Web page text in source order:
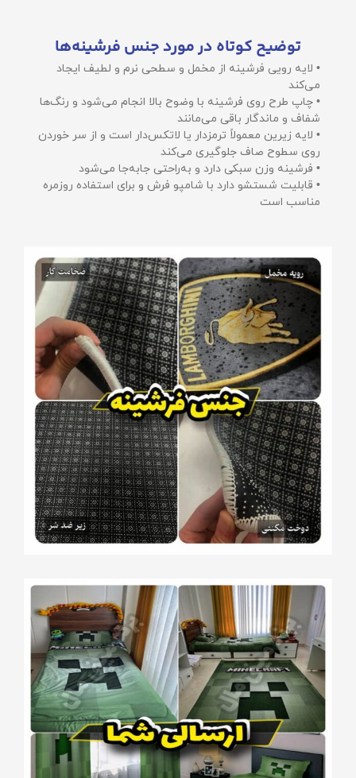
توضیح کوتاه در مورد جنس فرشینه‌ها
• لایه رویی فرشینه از مخمل و سطحی نرم و لطیف ایجاد
می‌کند
• چاپ طرح روی فرشینه با وضوح بالا انجام می‌شود و رنگ‌ها
شفاف و ماندگار باقی می‌مانند
• لایه زیرین معمولاً ترمزدار یا لاتکس‌دار است و از سر خوردن
روی سطوح صاف جلوگیری می‌کند
• فرشینه وزن سبکی دارد و به‌راحتی جابه‌جا می‌شود
• قابلیت شستشو دارد با شامپو فرش و برای استفاده روزمره
مناسب است